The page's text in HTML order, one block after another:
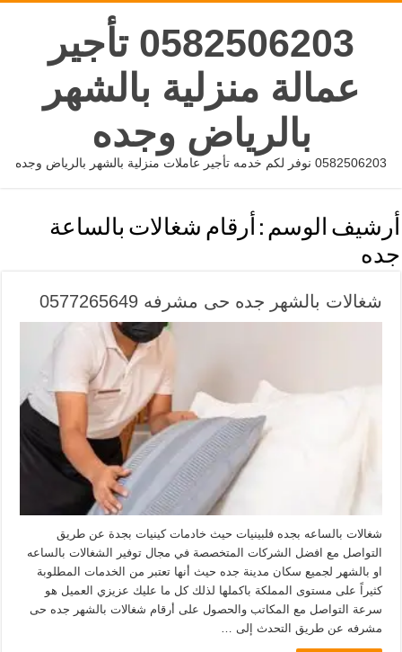
0582506203 تأجير
عمالة منزلية بالشهر
بالرياض وجده
0582506203 نوفر لكم خدمه تأجير عاملات منزلية بالشهر بالرياض وجده
أرشيف الوسم : أرقام شغالات بالساعة
جده
شغالات بالشهر جده حى مشرفه 0577265649
شغالات بالساعه بجده فلبينيات حيث خادمات كينيات بجدة عن طريق
التواصل مع افضل الشركات المتخصصة في مجال توفير الشغالات بالساعه
او بالشهر لجميع سكان مدينة جده حيث أنها تعتبر من الخدمات المطلوبة
كثيراً على مستوى المملكة باكملها لذلك كل ما عليك عزيزي العميل هو
سرعة التواصل مع المكاتب والحصول على أرقام شغالات بالشهر جده حى
مشرفه عن طريق التحدث إلى …